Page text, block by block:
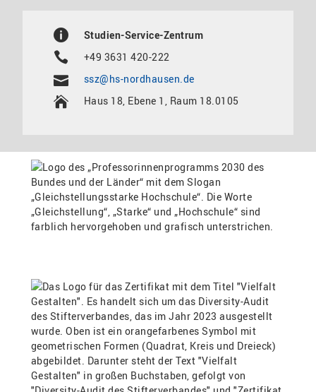
Studien-Service-Zentrum
+49 3631 420-222
ssz@hs-nordhausen.de
Haus 18, Ebene 1, Raum 18.0105